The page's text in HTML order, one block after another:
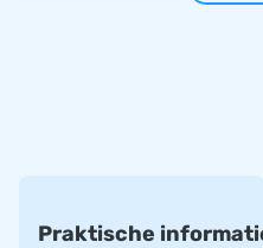
verankeringsmateriaal,
Praktische